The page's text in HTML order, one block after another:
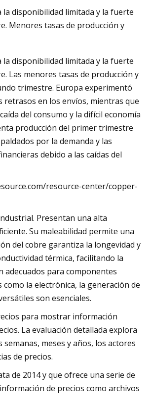
disponibilidad limitada y la fuerte
Menores tasas de producción y
disponibilidad limitada y la fuerte
Las menores tasas de producción y
trimestre. Europa experimentó
en los envíos, mientras que
del consumo y la difícil economía
producción del primer trimestre
por la demanda y las
debido a las caídas del
resource-center/copper-
Presentan una alta
Su maleabilidad permite una
del cobre garantiza la longevidad y
térmica, facilitando la
adecuados para componentes
la electrónica, la generación de
son esenciales.
para mostrar información
La evaluación detallada explora
meses y años, los actores
de precios.
de 2014 y que ofrece una serie de
de precios como archivos